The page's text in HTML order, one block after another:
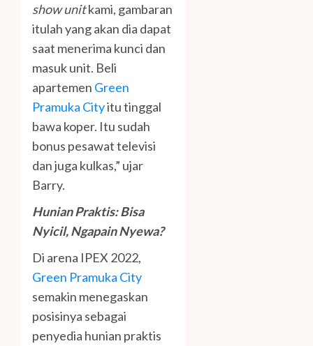
show unitkami, gambaran
itulah yang akan dia dapat
saat menerima kunci dan
masuk unit. Beli
apartemen Green
Pramuka Cityitu tinggal
bawa koper. Itu sudah
bonus pesawat televisi
dan juga kulkas,” ujar
Barry.
Hunian Praktis: Bisa
Nyicil, Ngapain Nyewa?
Di arena IPEX 2022,
Green Pramuka City
semakin menegaskan
posisinya sebagai
penyedia hunian praktis